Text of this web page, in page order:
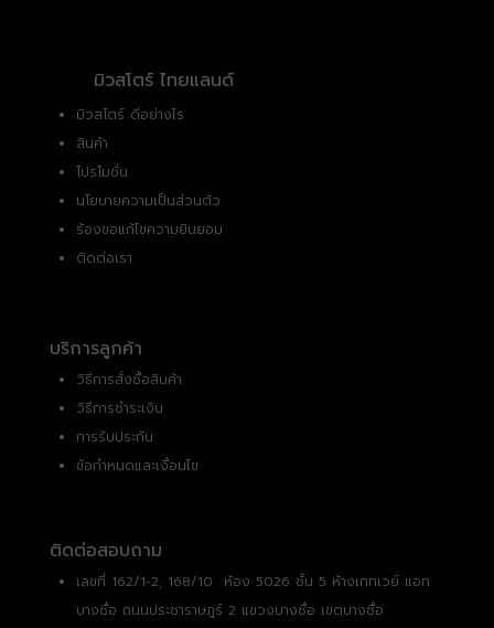
มิวสโตร์ ไทยแลนด์
มิวสโตร์ ดีอย่างไร
สินค้า
โปรโมชั่น
นโยบายความเป็นส่วนตัว
ร้องขอแก้ไขความยินยอม
ติดต่อเรา
บริการลูกค้า
วิธีการสั่งซื้อสินค้า
วิธีการชำระเงิน
การรับประกัน
ข้อกำหนดและเงื่อนไข
ติดต่อสอบถาม
เลขที่ 162/1-2, 168/10 ห้อง 5026 ชั้น 5 ห้างเกทเวย์ แอท
บางซื่อ ถนนประชาราษฎร์ 2 แขวงบางซื่อ เขตบางซื่อ